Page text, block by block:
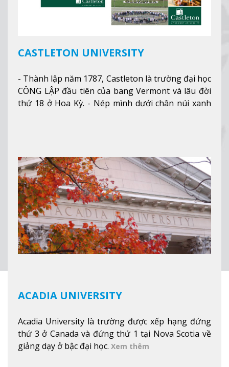
CASTLETON UNIVERSITY
- Thành lập năm 1787, Castleton là trường đại học
CÔNG LẬP đầu tiên của bang Vermont và lâu đời
thứ 18 ở Hoa Kỳ. - Nép mình dưới chân núi xanh
tuyết của trường, sinh viên có thể thưởng thức vẻ
đẹp tự nhiên của Vermont từ mọi góc trong
khuôn viên trường.Xem thêm
ACADIA UNIVERSITY
Acadia University là trường được xếp hạng đứng
thứ 3 ở Canada và đứng thứ 1 tại Nova Scotia về
giảng dạy ở bậc đại học. Xem thêm